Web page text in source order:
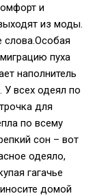
и
из моды.
слова.Особая
пуха
наполнитель
У всех одеял по
для
по всему
сон – вот
одеяло,
гагачье
домой